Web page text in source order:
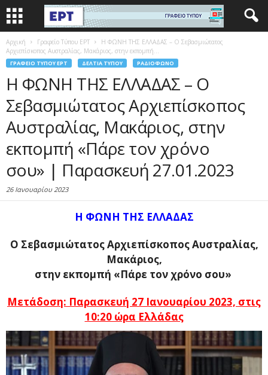
Αρχική Γραφείο Τύπου ΕΡΤ
Η ΦΩΝΗ ΤΗΣ ΕΛΛΑΔΑΣ – Ο Σεβασμιώτατος
Αρχιεπίσκοπος Αυστραλίας, Μακάριος, στην εκπομπή...
ΓΡΑΦΕΊΟ ΤΎΠΟΥ ΕΡΤ ΔΕΛΤΊΑ ΤΎΠΟΥ ΡΑΔΙΌΦΩΝΟ
Η ΦΩΝΗ ΤΗΣ ΕΛΛΑΔΑΣ – Ο
Σεβασμιώτατος Αρχιεπίσκοπος
Αυστραλίας, Μακάριος, στην
εκπομπή «Πάρε τον χρόνο
σου» | Παρασκευή 27.01.2023
26 Ιανουαρίου 2023
Η ΦΩΝΗ ΤΗΣ ΕΛΛΑΔΑΣ
Ο Σεβασμιώτατος Αρχιεπίσκοπος Αυστραλίας,
Μακάριος,
στην εκπομπή «Πάρε τον χρόνο σου»
Μετάδοση: Παρασκευή 27 Ιανουαρίου 2023, στις
10:20 ώρα Ελλάδας